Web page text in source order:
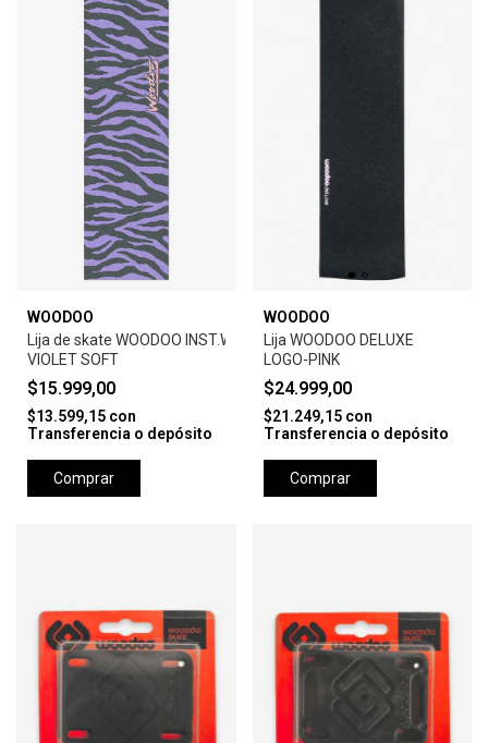
WOODOO
Lija de skate WOODOO INST.WARHOL ZEBRA-
VIOLET SOFT
$15.999,00
$13.599,15 con
Transferencia o depósito
Comprar
WOODOO
Lija WOODOO DELUXE
LOGO-PINK
$24.999,00
$21.249,15 con
Transferencia o depósito
Comprar